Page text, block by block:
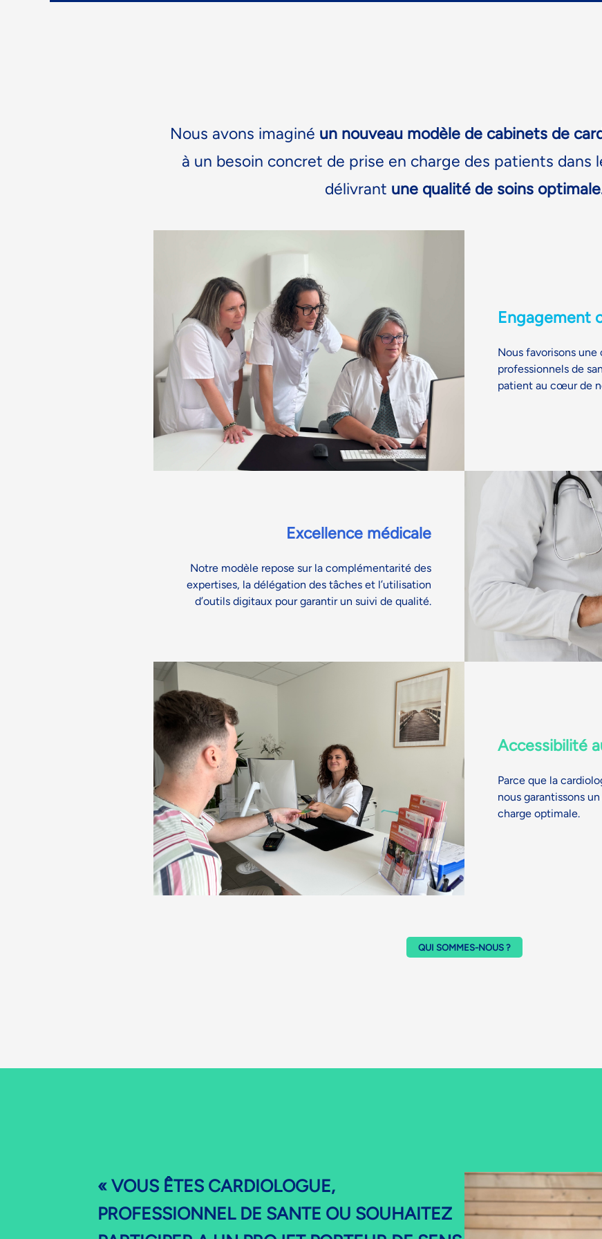
Nous avons imaginé un nouveau modèle de cabinets de
à un besoin concret de prise en charge des patients dans
délivrant une qualité de soins
Engagement
Nous favorisons
professionnels de
patient au cœur de
Excellence médicale
Notre modèle repose sur la complémentarité des
expertises, la délégation des tâches et l’utilisation
d’outils digitaux pour garantir un suivi de qualité.
Accessibilité
Parce que la
nous garantissons
charge optimale.
QUI SOMMES-NOUS ?
« VOUS ÊTES CARDIOLOGUE,
PROFESSIONNEL DE SANTE OU SOUHAITEZ